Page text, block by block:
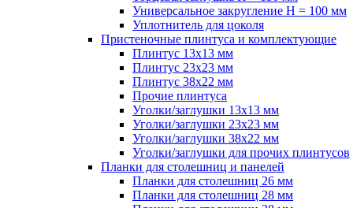
Универсальное закругление H = 100 мм
Уплотнитель для цоколя
Пристеночные плинтуса и комплектующие
Плинтус 13х13 мм
Плинтус 23х23 мм
Плинтус 38х22 мм
Прочие плинтуса
Уголки/заглушки 13х13 мм
Уголки/заглушки 23х23 мм
Уголки/заглушки 38х22 мм
Уголки/заглушки для прочих плинтусов
Планки для столешниц и панелей
Планки для столешниц 26 мм
Планки для столешниц 28 мм